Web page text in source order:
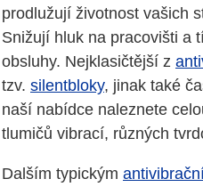
prodlužují životnost vašich
Snižují hluk na pracovišti a
obsluhy. Nejklasičtější z
tzv. silentbloky, jinak také
naší nabídce naleznete
tlumičů vibrací, různých
Dalším typickým